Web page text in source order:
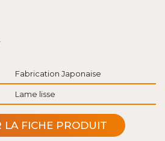
Fabrication Japonaise
Lame lisse
LA FICHE PRODUIT